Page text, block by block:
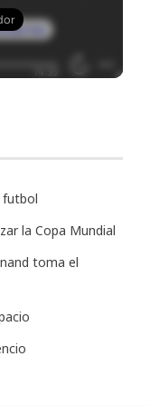
futbol
la Copa Mundial
toma el